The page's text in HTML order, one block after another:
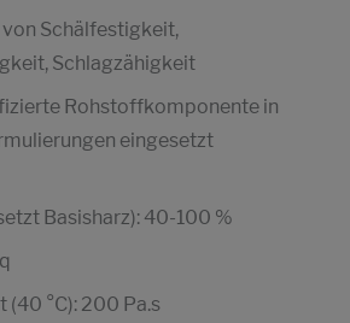
Schälfestigkeit,
Schlagzähigkeit
Rohstoffkomponente in
eingesetzt
Basisharz): 40-100 %
(40 °C): 200 Pa.s